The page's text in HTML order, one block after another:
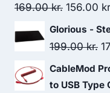
169.00kr. Original
price
was:
156.00
Glorious -
199.00kr.
CableMod
to USB Type